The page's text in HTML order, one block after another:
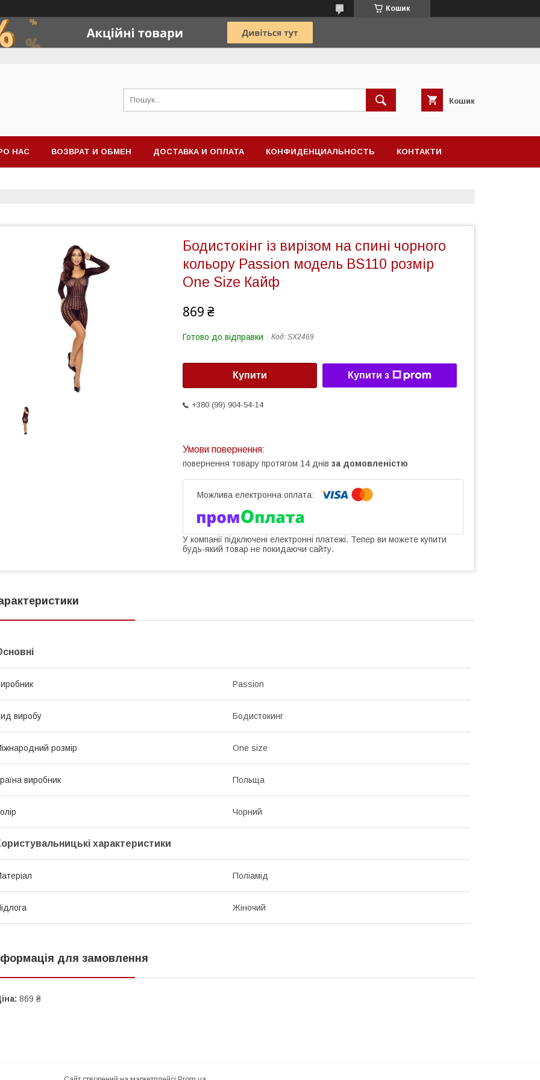
Кошик
Кошик
НАС ВОЗВРАТ И ОБМЕН ДОСТАВКА И ОПЛАТА КОНФИДЕНЦИАЛЬНОСТЬ КОНТАКТИ
Бодистокінг із вирізом на спині чорного
кольору Passion модель BS110 розмір
One Size Кайф
869 ₴
Готово до відправки Код: SX2469
Купити Купити з
+380 (99) 904-54-14
повернення товару протягом 14 днів за домовленістю
У компанії підключені електронні платежі. Тепер ви можете купити
будь-який товар не покидаючи сайту.
Passion
виробу Бодистокинг
розмір One size
виробник Польща
Чорний
характеристики
Поліамід
Жіночий
для замовлення
869 ₴